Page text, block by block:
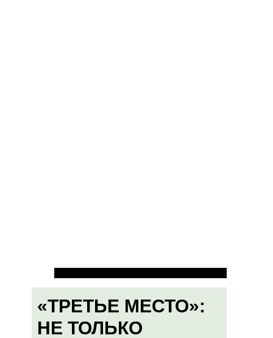
«ТРЕТЬЕ МЕСТО»:
НЕ ТОЛЬКО